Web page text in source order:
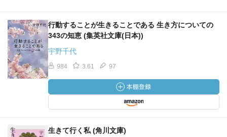
行動することが生きることである 生き方についての
343の知恵 (集英社文庫(日本))
宇野千代
984 3.61 97
生きて行く私 (角川文庫)